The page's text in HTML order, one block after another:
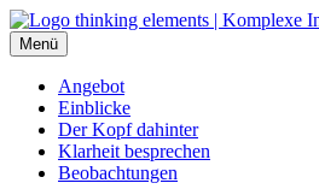
Inhalte
überspringen
thinking elements
Menü
Angebot
Einblicke
Der Kopf dahinter
Klarheit besprechen
Beobachtungen